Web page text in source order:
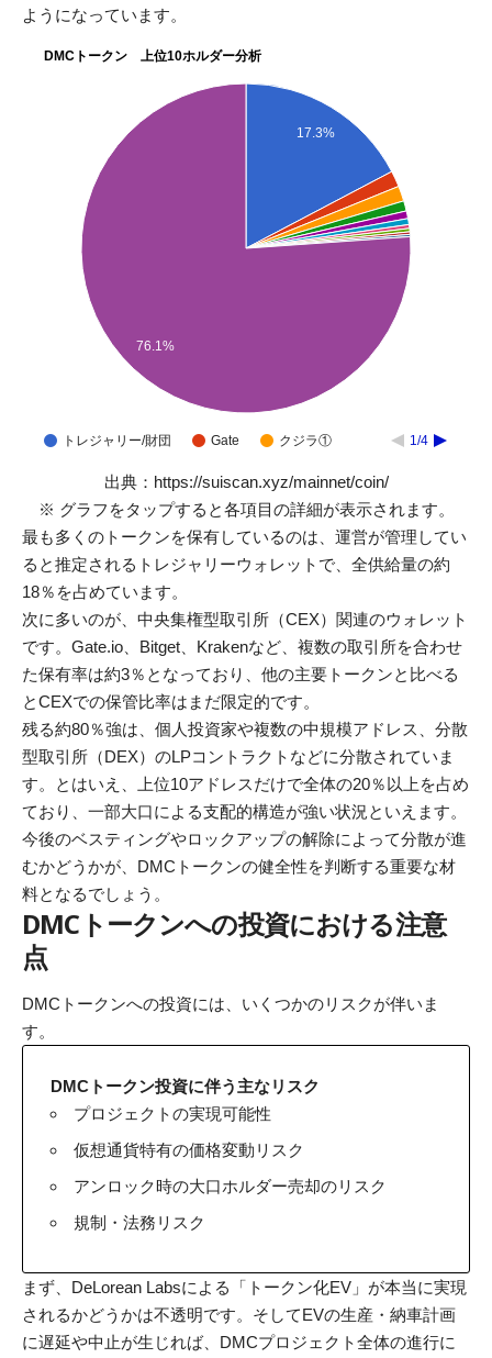
ようになっています。
DMCトークン 上位10ホルダー分析
トレジャリー/財団 Gate クジラ① 1/4
17.3%
76.1%
出典： https://suiscan.xyz/mainnet/coin/
※ グラフをタップすると各項目の詳細が表示されます。
最も多くのトークンを保有しているのは、運営が管理してい
ると推定されるトレジャリーウォレットで、全供給量の約
18％を占めています。
次に多いのが、中央集権型取引所（CEX）関連のウォレット
です。Gate.io、Bitget、Krakenなど、複数の取引所を合わせ
た保有率は約3％となっており、他の主要トークンと比べる
とCEXでの保管比率はまだ限定的です。
残る約80％強は、個人投資家や複数の中規模アドレス、分散
型取引所（DEX）のLPコントラクトなどに分散されていま
す。とはいえ、上位10アドレスだけで全体の20％以上を占め
ており、一部大口による支配的構造が強い状況といえます。
今後のベスティングやロックアップの解除によって分散が進
むかどうかが、DMCトークンの健全性を判断する重要な材
料となるでしょう。
DMCトークンへの投資における注意
点
DMCトークンへの投資には、いくつかのリスクが伴いま
す。
DMCトークン投資に伴う主なリスク
プロジェクトの実現可能性
仮想通貨特有の価格変動リスク
アンロック時の大口ホルダー売却のリスク
規制・法務リスク
まず、DeLorean Labsによる「トークン化EV」が本当に実現
されるかどうかは不透明です。そしてEVの生産・納車計画
に遅延や中止が生じれば、DMCプロジェクト全体の進行に